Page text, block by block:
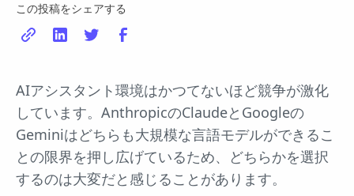
この投稿をシェアする
AIアシスタント環境はかつてないほど競争が激化
しています。AnthropicのClaudeとGoogleの
Geminiはどちらも大規模な言語モデルができるこ
との限界を押し広げているため、どちらかを選択
するのは大変だと感じることがあります。